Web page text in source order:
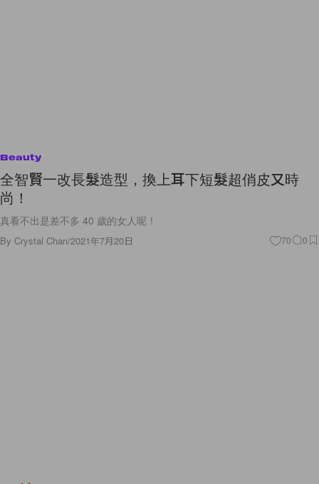
Beauty
全智賢一改長髮造型，換上耳下短髮超俏皮又時
尚！
真看不出是差不多 40 歲的女人呢！
By Crystal Chan/2021年7月20日 70 0